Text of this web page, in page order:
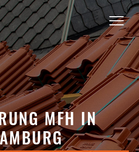
MFH IN